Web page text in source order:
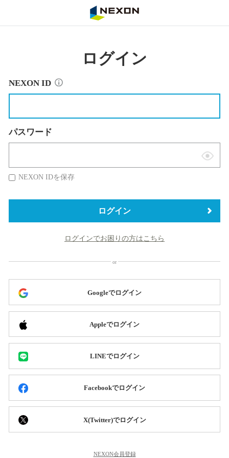
ログイン
NEXON ID
パスワード
表
替
NEXON IDを保存
ログイン
ログインでお困りの方はこちら
Googleでログイン
Appleでログイン
LINEでログイン
Facebookでログイン
X(Twitter)でログイン
NEXON会員登録